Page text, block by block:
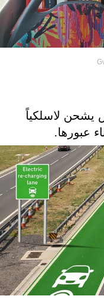
يشحن لاسلكياً
عبورها.